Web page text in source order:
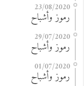
23/08/2020
رموز وأشباح
29/07/2020
رموز وأشباح
01/07/2020
رموز وأشباح